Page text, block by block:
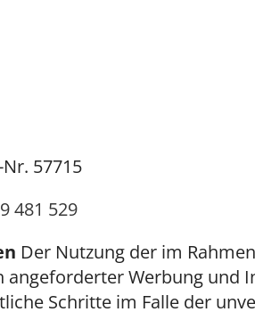
Nr. 57715
481 529
Der Nutzung der im
Werbung
Schritte im Falle der